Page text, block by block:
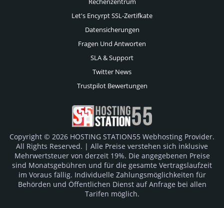
Let's Encyrpt SSL-Zertifkate
Datensicherungen
Fragen Und Antworten
SLA & Support
Twitter News
Trustpilot Bewertungen
Copyright © 2026 HOSTING STATION55 Webhosting Provider.
All Rights Reserved. | Alle Preise verstehen sich inklusive
Mehrwertsteuer von derzeit 19%. Die angegebenen Preise
sind Monatsgebühren und für die gesamte Vertragslaufzeit
im Voraus fällig. Individuelle Zahlungsmöglichkeiten für
Behörden und Öffentlichen Dienst auf Anfrage bei allen
Tarifen möglich.